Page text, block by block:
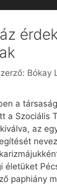
Bókay
a
a Szociális
az
életüket
paphiány